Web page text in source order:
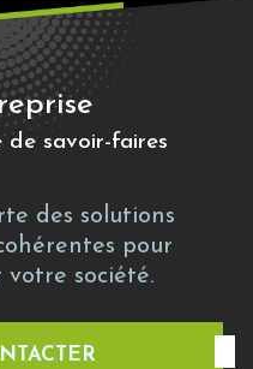
de savoir-faires
des solutions
pour
société.